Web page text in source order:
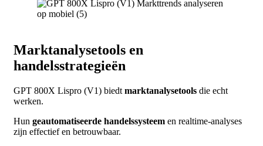
Marktanalysetools en
handelsstrategieën
GPT 800X Lispro (V1) biedt marktanalysetools die echt
werken.
Hun geautomatiseerde handelssysteem en realtime-analyses
zijn effectief en betrouwbaar.